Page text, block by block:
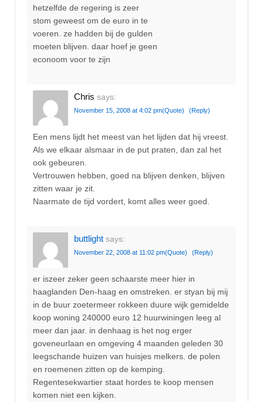
hetzelfde de regering is zeer
stom geweest om de euro in te
voeren. ze hadden bij de gulden
moeten blijven. daar hoef je geen
econoom voor te zijn
Chris says:
November 15, 2008 at 4:02 pm(Quote) (Reply)
Een mens lijdt het meest van het lijden dat hij vreest.
Als we elkaar alsmaar in de put praten, dan zal het
ook gebeuren.
Vertrouwen hebben, goed na blijven denken, blijven
zitten waar je zit.
Naarmate de tijd vordert, komt alles weer goed.
buttlight says:
November 22, 2008 at 11:02 pm(Quote) (Reply)
er iszeer zeker geen schaarste meer hier in
haaglanden Den-haag en omstreken. er styan bij mij
in de buur zoetermeer rokkeen duure wijk gemidelde
koop woning 240000 euro 12 huurwiningen leeg al
meer dan jaar. in denhaag is het nog erger
goveneurlaan en omgeving 4 maanden geleden 30
leegschande huizen van huisjes melkers. de polen
en roemenen zitten op de kemping.
Regentesekwartier staat hordes te koop mensen
komen niet een kijken.